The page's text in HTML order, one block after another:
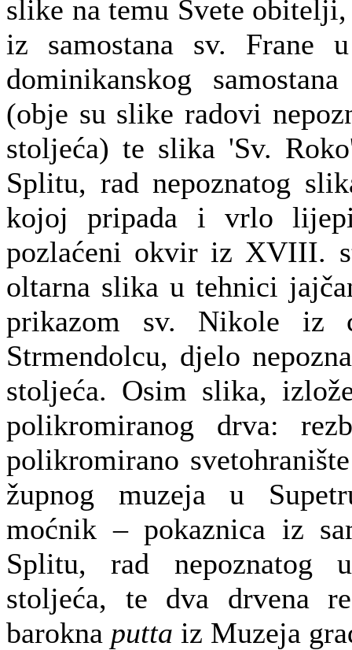
slike na temu Svete
iz samostana sv. Frane
dominikanskog
(obje su slike radovi
stoljeća) te slika 'Sv.
Splitu, rad nepoznatog
kojoj pripada i vrlo
pozlaćeni okvir iz XVIII.
oltarna slika u tehnici
prikazom sv. Nikole iz
Strmendolcu, djelo
stoljeća. Osim slika,
polikromiranog drva:
polikromirano
župnog muzeja u
moćnik – pokaznica iz
Splitu, rad nepoznatog
stoljeća, te dva drvena
barokna putta iz Muzeja